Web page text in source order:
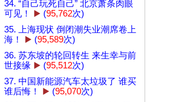
34. “自己玩死自己” 北京萧条肉眼
可见！
▶️ (95,762次)
35. 上海现状 倒闭潮失业潮席卷上
海！
▶️ (95,589次)
36. 苏东坡的轮回转生 来生幸与前
世接缘 ▶️ (95,512次)
37. 中国新能源汽车太垃圾了 谁买
谁后悔！
▶️ (95,070次)